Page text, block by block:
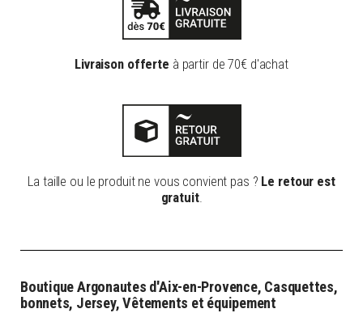
Livraison offerte à partir de 70€ d'achat
La taille ou le produit ne vous convient pas ? Le retour est
gratuit.
Boutique Argonautes d'Aix-en-Provence, Casquettes,
bonnets, Jersey, Vêtements et équipement